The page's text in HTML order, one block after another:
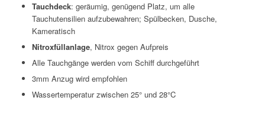
Tauchdeck: geräumig, genügend Platz, um alle
Tauchutensilien aufzubewahren; Spülbecken, Dusche,
Kameratisch
Nitroxfüllanlage, Nitrox gegen Aufpreis
Alle Tauchgänge werden vom Schiff durchgeführt
3mm Anzug wird empfohlen
Wassertemperatur zwischen 25° und 28°C